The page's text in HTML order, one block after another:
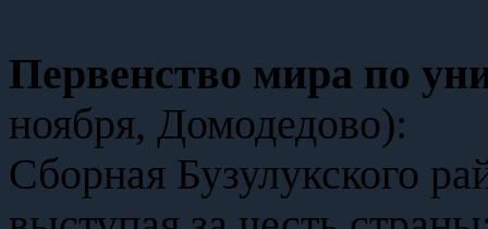
Первенство мира по
ноября, Домодедово):
Сборная Бузулукского